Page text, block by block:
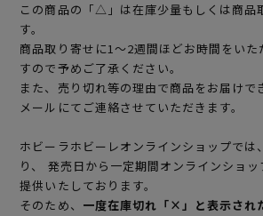
この商品の「△」は在庫少量もしくは商品
す。
商品取り寄せに1～2週間ほどお時間をいた
すので予めご了承ください。
また、売り切れ等の理由で商品をお届けで
メールにてご連絡させていただきます。
ホビーラホビーレオンラインショップでは
り、 発売日から一定期間オンラインショ
提供いたしております。
そのため、 一度在庫切れ「×」と表示され